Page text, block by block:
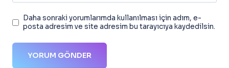
Daha sonraki yorumlarımda kullanılması için adım, e-
posta adresim ve site adresim bu tarayıcıya kaydedilsin.